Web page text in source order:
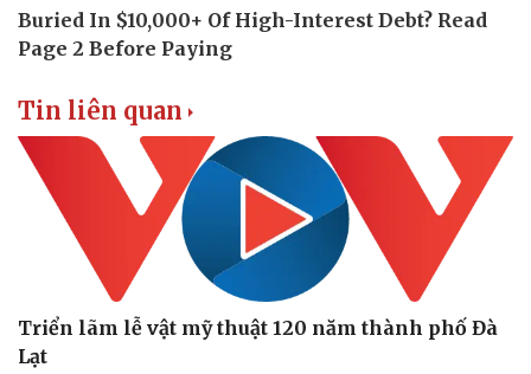
Tin liên quan
Triển lãm lễ vật mỹ thuật 120 năm thành phố Đà
Lạt